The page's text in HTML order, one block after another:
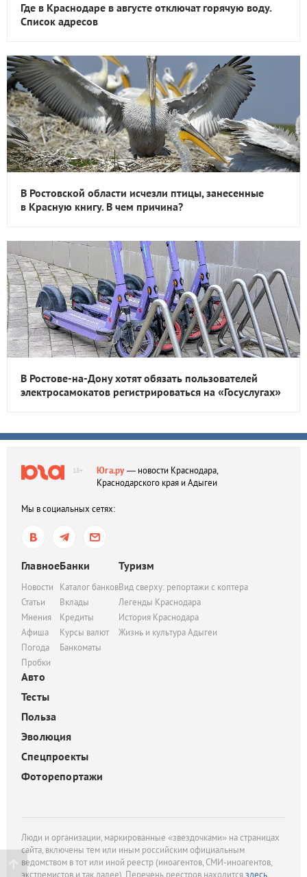
Где в Краснодаре в августе отключат горячую воду.
Список адресов
В Ростовской области исчезли птицы, занесенные
в Красную книгу. В чем причина?
В Ростове-на-Дону хотят обязать пользователей
электросамокатов регистрироваться на «Госуслугах»
18+ Юга.ру— новости Краснодара,
Краснодарского края и Адыгеи
Мы в социальных сетях:
Главное
Новости
Статьи
Мнения
Афиша
Погода
Пробки
Банки
Каталог банков
Вклады
Кредиты
Курсы валют
Банкоматы
Туризм
Вид сверху: репортажи с коптера
Легенды Краснодара
История Краснодара
Жизнь и культура Адыгеи
Авто
Тесты
Польза
Эволюция
Спецпроекты
Фоторепортажи
Люди и организации, маркированные «звездочками» на страницах
сайта, включены тем или иным российским официальным
ведомством в тот или иной реестр (иноагентов, СМИ-иноагентов,
экстремистов и так далее). Перечень реестров находитсяздесь